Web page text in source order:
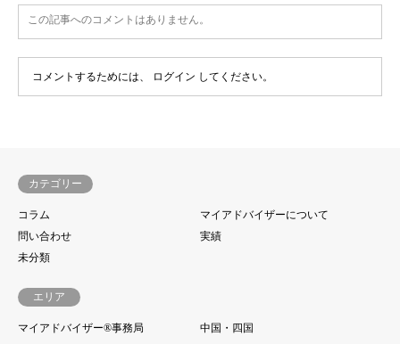
この記事へのコメントはありません。
コメントするためには、 ログイン してください。
カテゴリー
コラム
マイアドバイザーについて
問い合わせ
実績
未分類
エリア
マイアドバイザー®事務局
中国・四国